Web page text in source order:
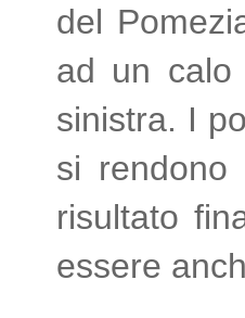
del
ad un calo
sinistra. I
si rendono
risultato
essere